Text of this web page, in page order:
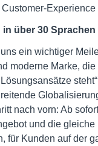
Experience
über 30 Sprachen
ein wichtiger
moderne Marke,
nach vorn: Ab
und die
für Kunden auf der